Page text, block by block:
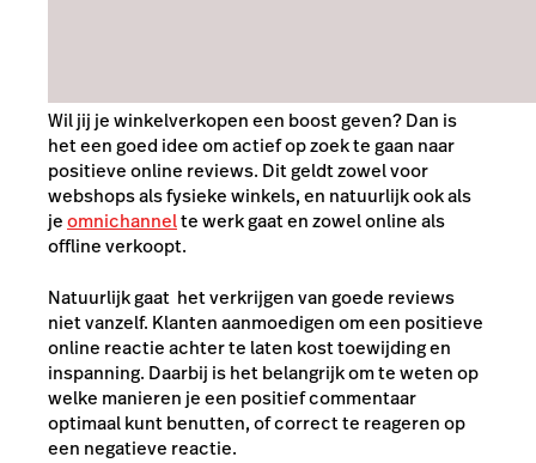
Wil jij je winkelverkopen een boost geven? Dan is
het een goed idee om actief op zoek te gaan naar
positieve online reviews. Dit geldt zowel voor
webshops als fysieke winkels, en natuurlijk ook als
jeomnichannelte werk gaat en zowel online als
offline verkoopt.
Natuurlijk gaat het verkrijgen van goede reviews
niet vanzelf. Klanten aanmoedigen om een positieve
online reactie achter te laten kost toewijding en
inspanning. Daarbij is het belangrijk om te weten op
welke manieren je een positief commentaar
optimaal kunt benutten, of correct te reageren op
een negatieve reactie.